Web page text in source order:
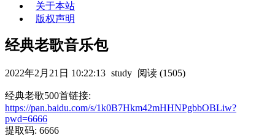
关于本站
版权声明
经典老歌音乐包
2022年2月21日 10:22:13 study 阅读 (1505)
经典老歌500首链接:
https://pan.baidu.com/s/1k0B7Hkm42mHHNPgbbOBLiw?
pwd=6666
提取码: 6666